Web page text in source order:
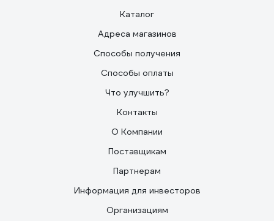
Каталог
Адреса магазинов
Способы получения
Способы оплаты
Что улучшить?
Контакты
О Компании
Поставщикам
Партнерам
Информация для инвесторов
Организациям